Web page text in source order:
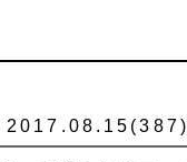
2017.08.15(387)